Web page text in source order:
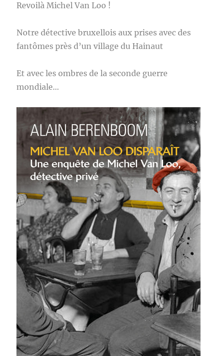
Revoilà Michel Van Loo !
Notre détective bruxellois aux prises avec des
fantômes près d’un village du Hainaut
Et avec les ombres de la seconde guerre
mondiale…